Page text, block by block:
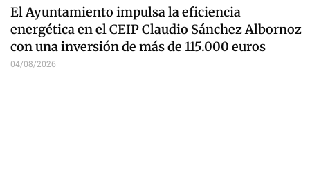
El Ayuntamiento impulsa la eficiencia
energética en el CEIP Claudio Sánchez Albornoz
con una inversión de más de 115.000 euros
04/08/2026